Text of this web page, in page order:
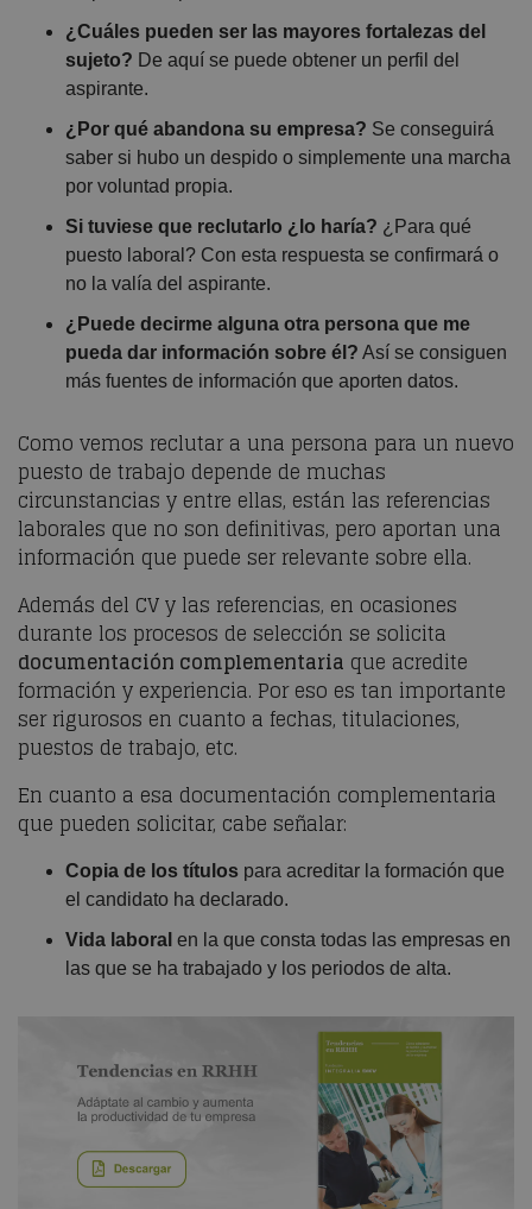
¿Cuáles pueden ser las mayores fortalezas del
sujeto? De aquí se puede obtener un perfil del
aspirante.
¿Por qué abandona su empresa? Se conseguirá
saber si hubo un despido o simplemente una marcha
por voluntad propia.
Si tuviese que reclutarlo ¿lo haría? ¿Para qué
puesto laboral? Con esta respuesta se confirmará o
no la valía del aspirante.
¿Puede decirme alguna otra persona que me
pueda dar información sobre él? Así se consiguen
más fuentes de información que aporten datos.
Como vemos reclutar a una persona para un nuevo
puesto de trabajo depende de muchas
circunstancias y entre ellas, están las referencias
laborales que no son definitivas, pero aportan una
información que puede ser relevante sobre ella.
Además del CV y las referencias, en ocasiones
durante los procesos de selección se solicita
documentación complementaria que acredite
formación y experiencia. Por eso es tan importante
ser rigurosos en cuanto a fechas, titulaciones,
puestos de trabajo, etc.
En cuanto a esa documentación complementaria
que pueden solicitar, cabe señalar:
Copia de los títulos para acreditar la formación que
el candidato ha declarado.
Vida laboral en la que consta todas las empresas en
las que se ha trabajado y los periodos de alta.